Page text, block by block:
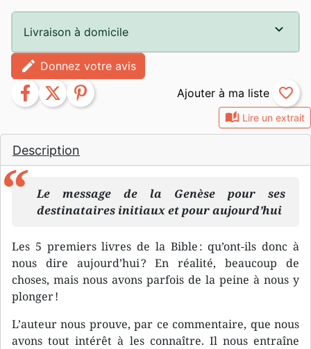
auto_stories Lire un extrait
Description
Le message de la Genèse pour ses
destinataires initiaux et pour aujourd’hui
Les 5 premiers livres de la Bible : qu’ont-ils donc à
nous dire aujourd’hui ? En réalité, beaucoup de
choses, mais nous avons parfois de la peine à nous y
plonger !
L’auteur nous prouve, par ce commentaire, que nous
avons tout intérêt à les connaître. Il nous entraîne
Livraison à domicile
edit Donnez votre avis
facebook twitter pinterest favorite_border